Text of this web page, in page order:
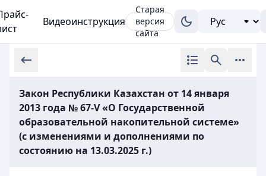
Видеоинструкция
Старая
версия
сайта
Закон Республики Казахстан от 14 января
2013 года № 67-V «О Государственной
образовательной накопительной системе»
(с изменениями и дополнениями по
состоянию на 13.03.2025 г.)